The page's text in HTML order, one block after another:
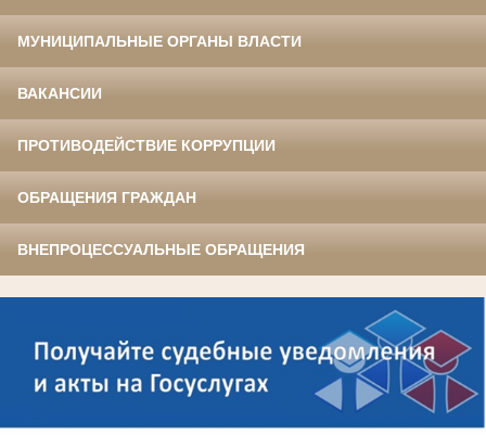
МУНИЦИПАЛЬНЫЕ ОРГАНЫ ВЛАСТИ
ВАКАНСИИ
ПРОТИВОДЕЙСТВИЕ КОРРУПЦИИ
ОБРАЩЕНИЯ ГРАЖДАН
ВНЕПРОЦЕССУАЛЬНЫЕ ОБРАЩЕНИЯ